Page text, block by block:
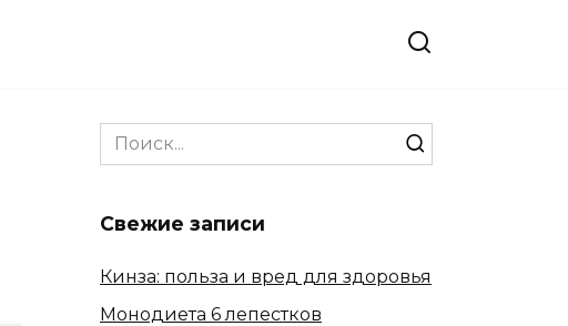
Search
for:
Свежие записи
Кинза: польза и вред для здоровья
Монодиета 6 лепестков